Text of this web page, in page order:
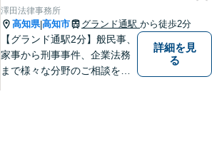
澤田法律事務所
高知県|高知市 グランド通駅 から徒歩2分
【グランド通駅2分】般民事、
家事から刑事事件、企業法務
まで様々な分野のご相談を受
詳細を見
る